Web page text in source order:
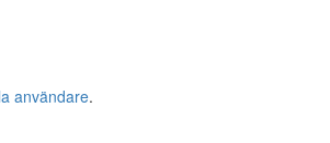
användare.